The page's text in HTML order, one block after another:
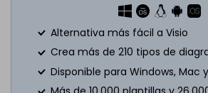
Alternativa más fácil a Visio
Crea más de 210 tipos de
Disponible para Windows, Mac